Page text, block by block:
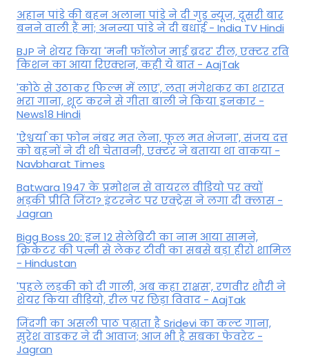
अहान पांडे की बहन अलाना पांडे ने दी गुड न्यूज, दूसरी बार
बनने वाली हैं मां; अनन्या पांडे ने दी बधाई - India TV Hindi
BJP ने शेयर किया 'मनी फॉलोज माई ब्रदर' रील, एक्टर रवि
किशन का आया रिएक्शन, कही ये बात - AajTak
'कोठे से उठाकर फिल्म में लाए', लता मंगेशकर का शरारत
भरा गाना, शूट करने से गीता बाली ने किया इनकार -
News18 Hindi
'ऐश्वर्या का फोन नंबर मत लेना, फूल मत भेजना', संजय दत्त
को बहनों ने दी थी चेतावनी, एक्टर ने बताया था वाकया -
Navbharat Times
Batwara 1947 के प्रमोशन से वायरल वीडियो पर क्यों
भड़की प्रीति जिंटा? इंटरनेट पर एक्ट्रेस ने लगा दी क्लास -
Jagran
Bigg Boss 20: इन 12 सेलेब्रिटी का नाम आया सामने,
क्रिकेटर की पत्नी से लेकर टीवी का सबसे बड़ा हीरो शामिल
- Hindustan
'पहले लड़की को दी गाली, अब कहा राक्षस', रणवीर शौरी ने
शेयर किया वीडियो, रील पर छिड़ा विवाद - AajTak
जिंदगी का असली पाठ पढ़ाता है Sridevi का कल्ट गाना,
सुरेश वाडकर ने दी आवाज; आज भी है सबका फेवरेट -
Jagran